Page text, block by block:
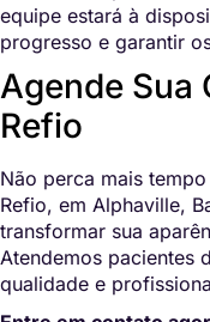
equipe estará à
progresso e garantir
Agende Sua
Refio
Não perca mais
Refio, em Alphaville,
transformar sua
Atendemos pacientes
qualidade e